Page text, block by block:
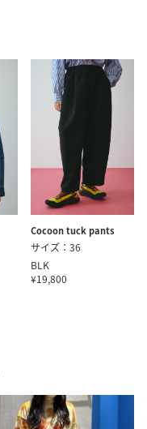
Cocoon tuck pants
サイズ：36
BLK
¥19,800